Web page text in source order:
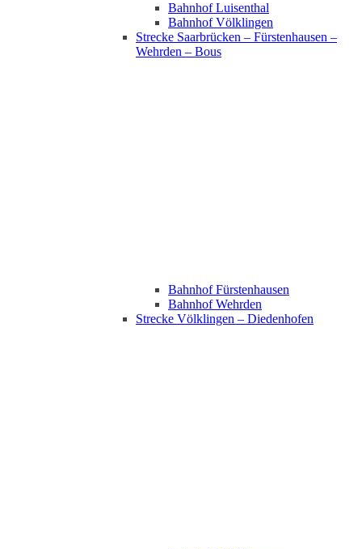
Bahnhof Luisenthal
Bahnhof Völklingen
Strecke Saarbrücken – Fürstenhausen –
Wehrden – Bous
Bahnhof Fürstenhausen
Bahnhof Wehrden
Strecke Völklingen – Diedenhofen